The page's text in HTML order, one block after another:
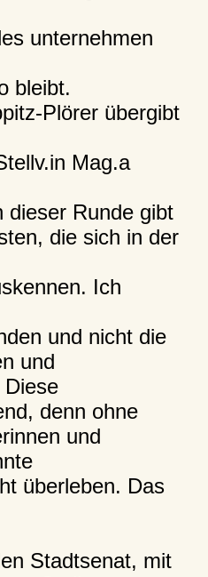
unternehmen
bleibt.
Plörer übergibt
Mag.a
dieser Runde gibt
die sich in der
Ich
und nicht die
und
denn ohne
und
überleben. Das
Stadtsenat, mit